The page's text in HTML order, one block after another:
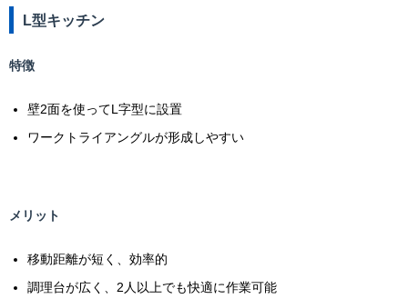
L型キッチン
特徴
壁2面を使ってL字型に設置
ワークトライアングルが形成しやすい
メリット
移動距離が短く、効率的
調理台が広く、2人以上でも快適に作業可能